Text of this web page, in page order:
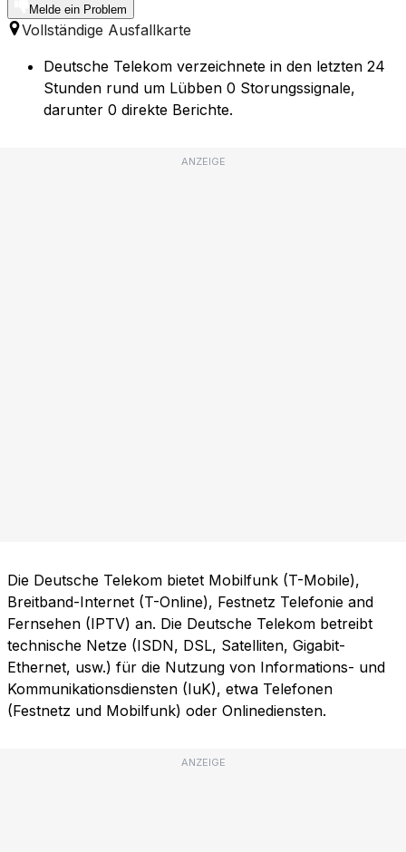
Melde ein Problem
Vollständige Ausfallkarte
Deutsche Telekom verzeichnete in den letzten 24
Stunden rund um Lübben 0 Storungssignale,
darunter 0 direkte Berichte.
ANZEIGE
Die Deutsche Telekom bietet Mobilfunk (T-Mobile),
Breitband-Internet (T-Online), Festnetz Telefonie and
Fernsehen (IPTV) an. Die Deutsche Telekom betreibt
technische Netze (ISDN, DSL, Satelliten, Gigabit-
Ethernet, usw.) für die Nutzung von Informations- und
Kommunikationsdiensten (IuK), etwa Telefonen
(Festnetz und Mobilfunk) oder Onlinediensten.
ANZEIGE